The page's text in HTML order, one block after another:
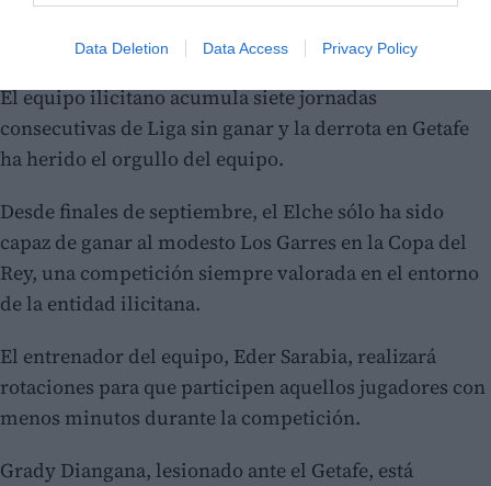
Data Deletion Data Access Privacy Policy
El equipo ilicitano acumula siete jornadas
consecutivas de Liga sin ganar y la derrota en Getafe
ha herido el orgullo del equipo.
Desde finales de septiembre, el Elche sólo ha sido
capaz de ganar al modesto Los Garres en la Copa del
Rey, una competición siempre valorada en el entorno
de la entidad ilicitana.
El entrenador del equipo, Eder Sarabia, realizará
rotaciones para que participen aquellos jugadores con
menos minutos durante la competición.
Grady Diangana, lesionado ante el Getafe, está